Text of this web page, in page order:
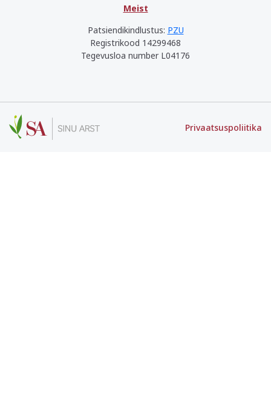
Meist
Patsiendikindlustus: PZU
Registrikood 14299468
Tegevusloa number L04176
Privaatsuspoliitika